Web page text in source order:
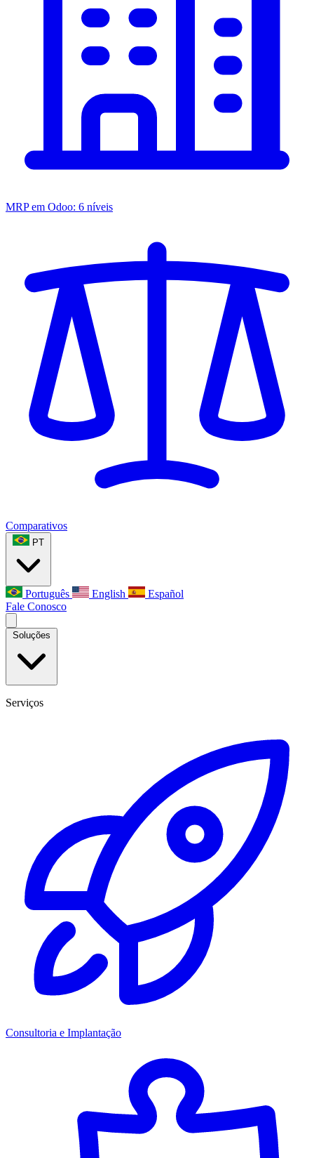
MRP em Odoo: 6 níveis
Comparativos
PT
Português English
Español
Fale Conosco
Soluções
Serviços
Consultoria e Implantação